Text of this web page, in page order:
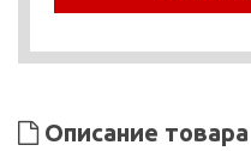
Описание товара